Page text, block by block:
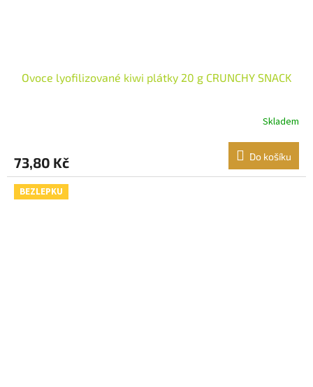
Ovoce lyofilizované kiwi plátky 20 g CRUNCHY SNACK
Skladem
73,80 Kč Do košíku
BEZLEPKU